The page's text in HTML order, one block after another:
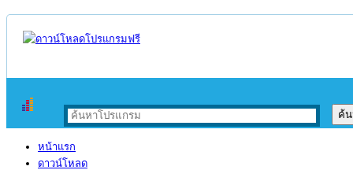
หน้าแรก
ดาวน์โหลด